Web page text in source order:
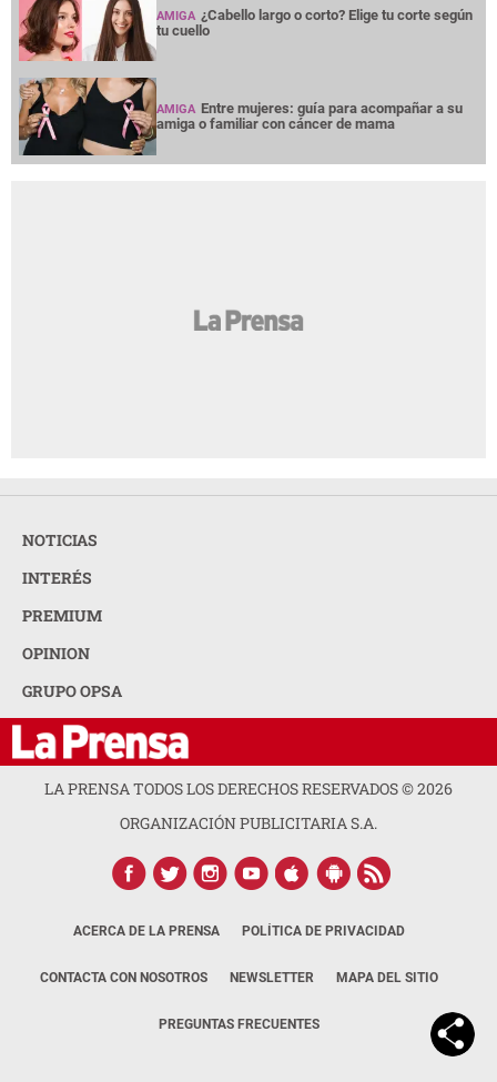
AMIGA ¿Cabello largo o corto? Elige tu corte según
tu cuello
AMIGA Entre mujeres: guía para acompañar a su
amiga o familiar con cáncer de mama
NOTICIAS
INTERÉS
PREMIUM
OPINION
GRUPO OPSA
LA PRENSA TODOS LOS DERECHOS RESERVADOS ©2026
ORGANIZACIÓN PUBLICITARIA S.A.
ACERCA DE LA PRENSA POLÍTICA DE PRIVACIDAD
CONTACTA CON NOSOTROS NEWSLETTER MAPA DEL SITIO
PREGUNTAS FRECUENTES